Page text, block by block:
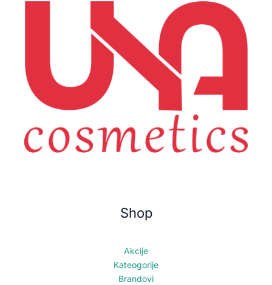
Shop
Akcije
Kateogorije
Brandovi